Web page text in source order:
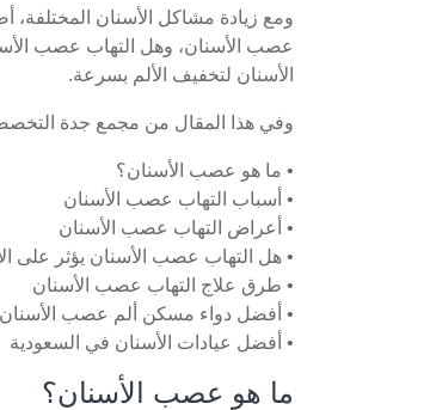
ومع زيادة مشاكل الأسنان المختلفة،
عصب الأسنان، وهل التهاب عصب
الأسنان لتخفيف الألم بسرعة.
وفي هذا المقال من مجمع جدة
• ما هو عصب الأسنان؟
• أسباب التهاب عصب الأسنان
• أعراض التهاب عصب الأسنان
• هل التهاب عصب الأسنان يؤثر على
• طرق علاج التهاب عصب الأسنان
• أفضل دواء مسكن ألم عصب الأسنان
• أفضل عيادات الأسنان في السعودية
ما هو عصب الأسنان؟